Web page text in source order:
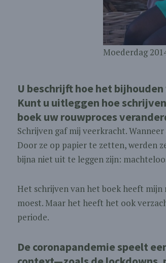
Moederdag
U beschrijft hoe het
Kunt u uitleggen hoe
boek uw rouwproces
Schrijven gaf mij veerkracht.
Door ze op papier te zetten, werden
bijna niet uit te leggen zijn:
Het schrijven van het boek heeft
moest. Maar het heeft het ook
periode.
De coronapandemie speelt